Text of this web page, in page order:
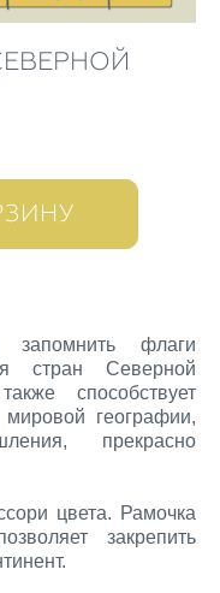
запомнить флаги
стран Северной
способствует
географии,
прекрасно
цвета. Рамочка
закрепить